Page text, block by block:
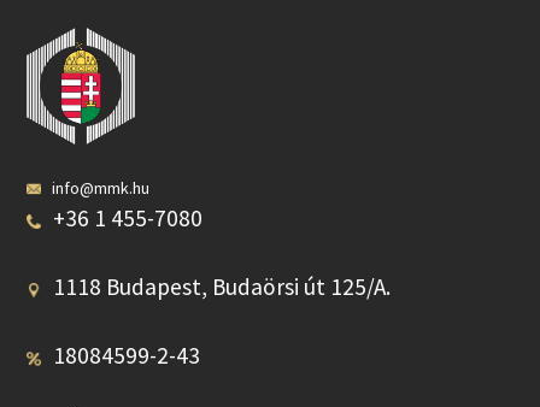
info@mmk.hu
+36 1 455-7080
1118 Budapest, Budaörsi út 125/A.
18084599-2-43